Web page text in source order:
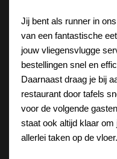
Jij bent als runner in
van een fantastische
jouw vliegensvlugge
bestellingen snel en
Daarnaast draag je bij
restaurant door tafels
voor de volgende
staat ook altijd klaar
allerlei taken op de vloer.